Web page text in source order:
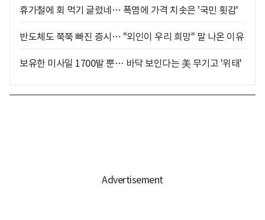
휴가철에 회 먹기 글렀네… 폭염에 가격 치솟은 '국민 횟감'
반도체도 쭉쭉 빠진 증시… "외인이 우리 희망" 말 나온 이유
보유한 미사일 1700발 뿐… 바닥 보인다는 美 무기고 '위태'